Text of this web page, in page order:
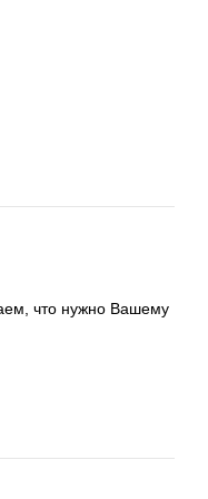
что нужно Вашему